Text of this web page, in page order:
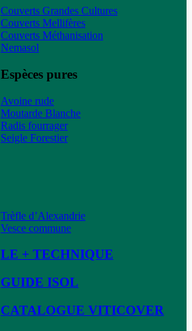
Couverts Grandes Cultures
Couverts Mellifères
Couverts Méthanisation
Nemasol
Espèces pures
Avoine rude
Moutarde Blanche
Radis fourrager
Seigle Forestier
Trèfle d’Alexandrie
Vesce commune
LE + TECHNIQUE
GUIDE ISOL
CATALOGUE VITICOVER